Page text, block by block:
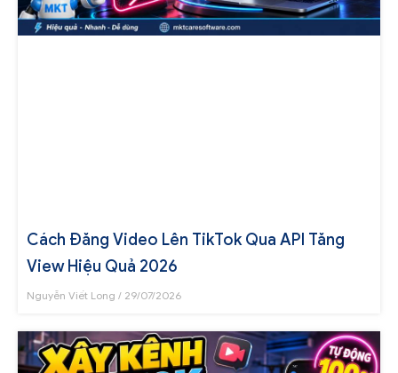
Cách Đăng Video Lên TikTok Qua API Tăng
View Hiệu Quả 2026
Nguyễn Viết Long 29/07/2026